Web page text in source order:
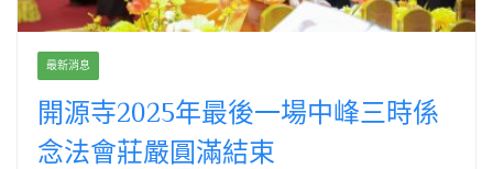
最新消息
開源寺2025年最後一場中峰三時係
念法會莊嚴圓滿結束